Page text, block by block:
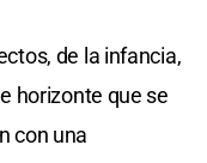
de la infancia,
horizonte que se
con una